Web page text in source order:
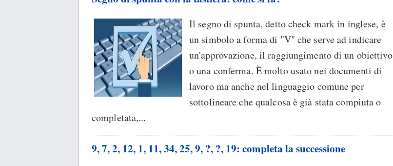
Il segno di spunta, detto check mark in inglese, è
un simbolo a forma di "V" che serve ad indicare
un'approvazione, il raggiungimento di un obiettivo
o una conferma. È molto usato nei documenti di
lavoro ma anche nel linguaggio comune per
sottolineare che qualcosa è già stata compiuta o
completata,...
9, 7, 2, 12, 1, 11, 34, 25, 9, ?, ?, 19: completa la successione